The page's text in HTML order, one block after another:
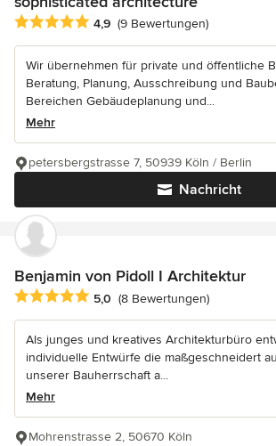
Durchschnittliche Bewertung: 4.9 von 5
4,9 (9 Bewertungen)
Wir übernehmen für private und öffentliche
Beratung, Planung, Ausschreibung und
Bereichen Gebäudeplanung und...
Mehr
Nachricht
petersbergstrasse 7, 50939 Köln / Berlin
Benjamin von Pidoll I Architektur
Durchschnittliche Bewertung: 5 von 5
5,0 (8 Bewertungen)
Als junges und kreatives Architekturbüro
individuelle Entwürfe die maßgeschneidert
unserer Bauherrschaft a...
Mehr
Mohrenstrasse 2, 50670 Köln